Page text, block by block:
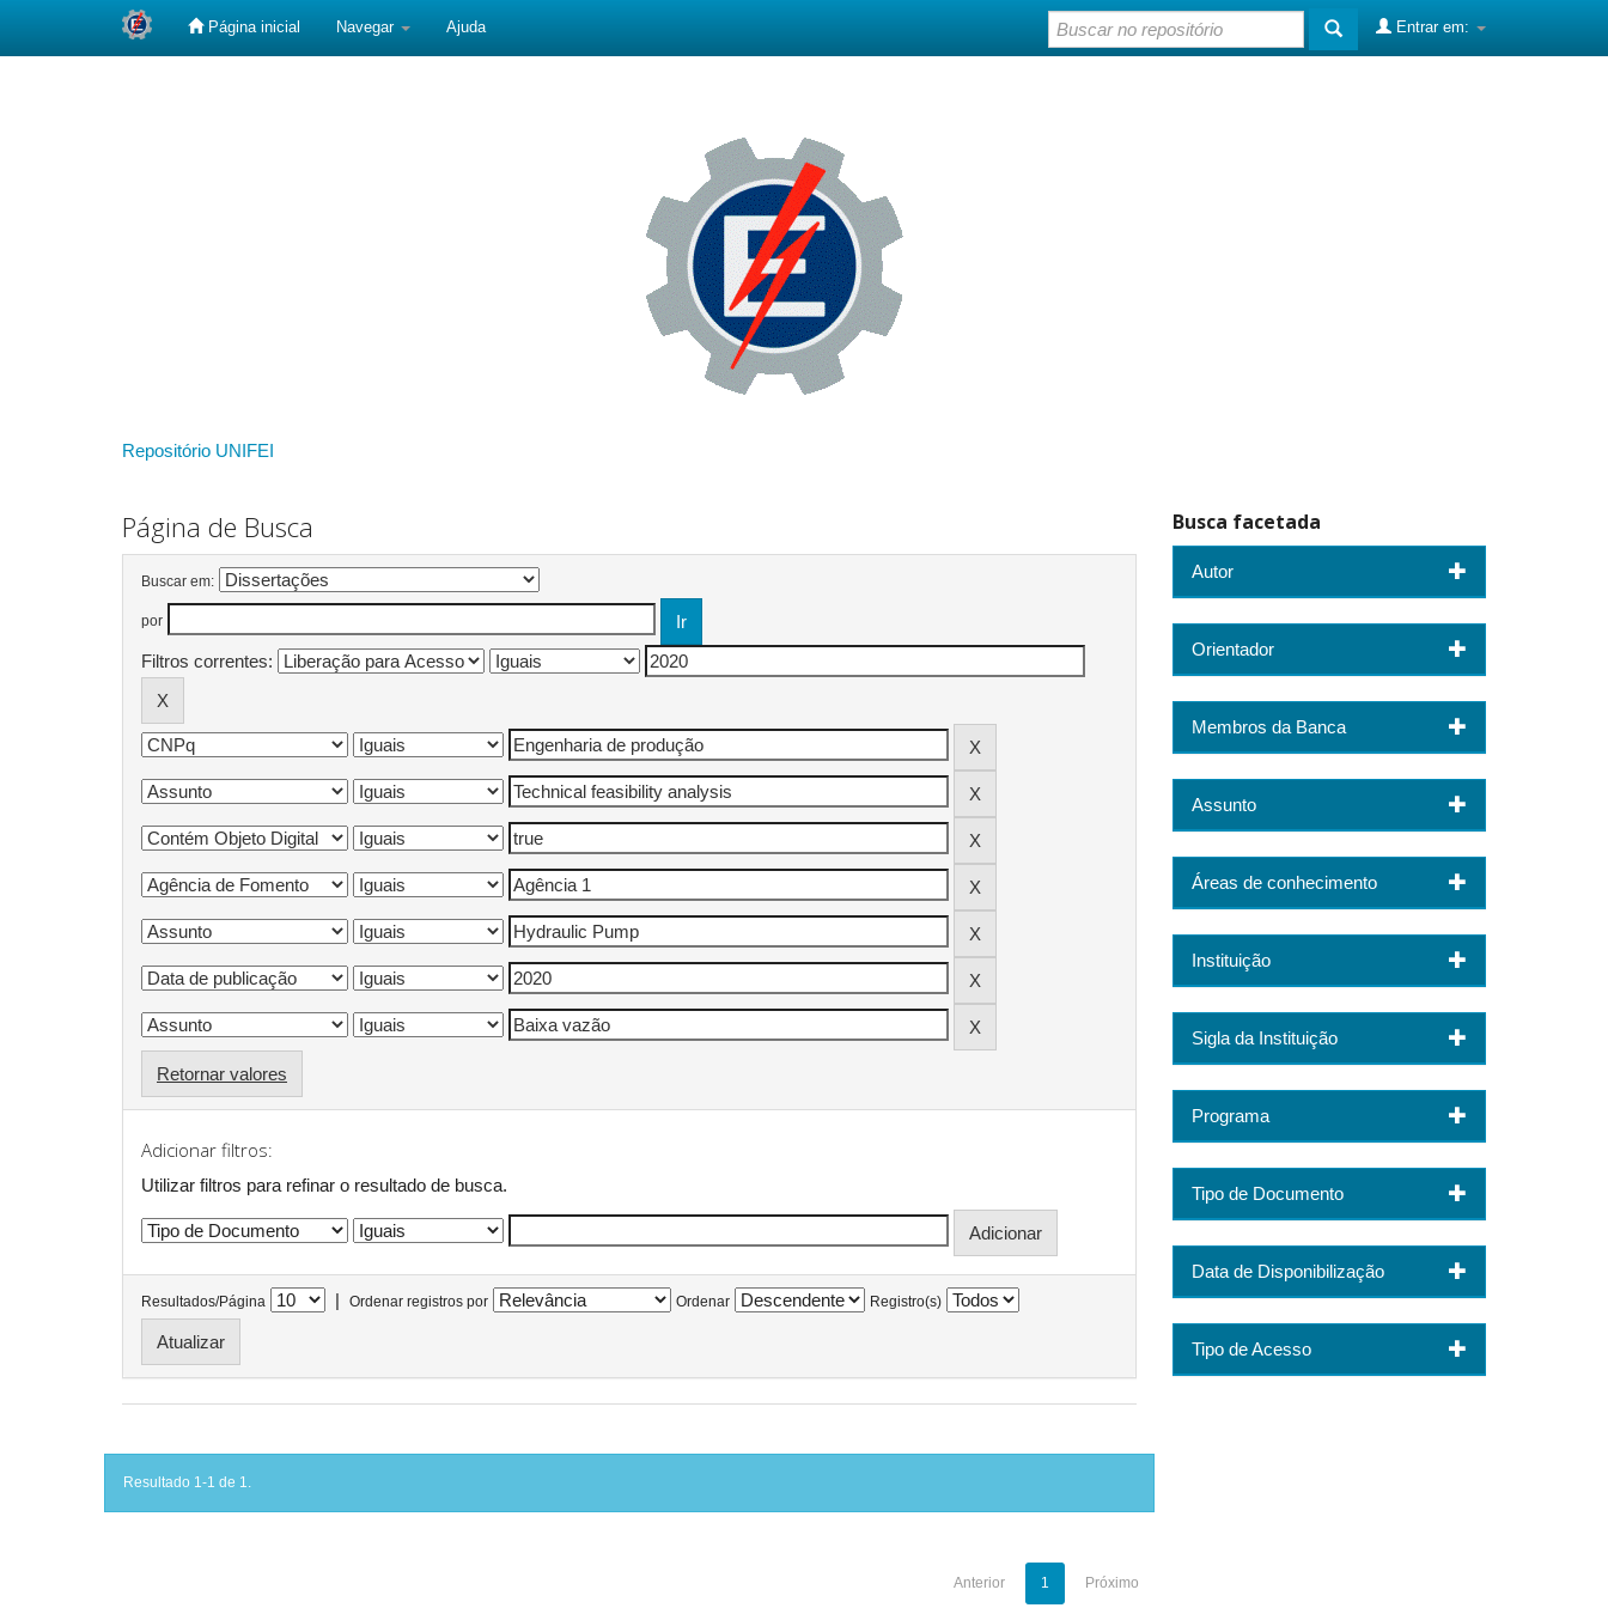
Página inicial Navegar Ajuda Entrar em:
Repositório UNIFEI
Página de Busca
Buscar em:
por
Filtros correntes:
Retornar valores
Adicionar filtros:
Utilizar filtros para refinar o resultado de busca.
Resultados/Página | Ordenar registros por Ordenar Registro(s)
Resultado 1-1 de 1.
Anterior 1 Próximo
Busca facetada
Autor
Orientador
Membros da Banca
Assunto
Áreas de conhecimento
Instituição
Sigla da Instituição
Programa
Tipo de Documento
Data de Disponibilização
Tipo de Acesso